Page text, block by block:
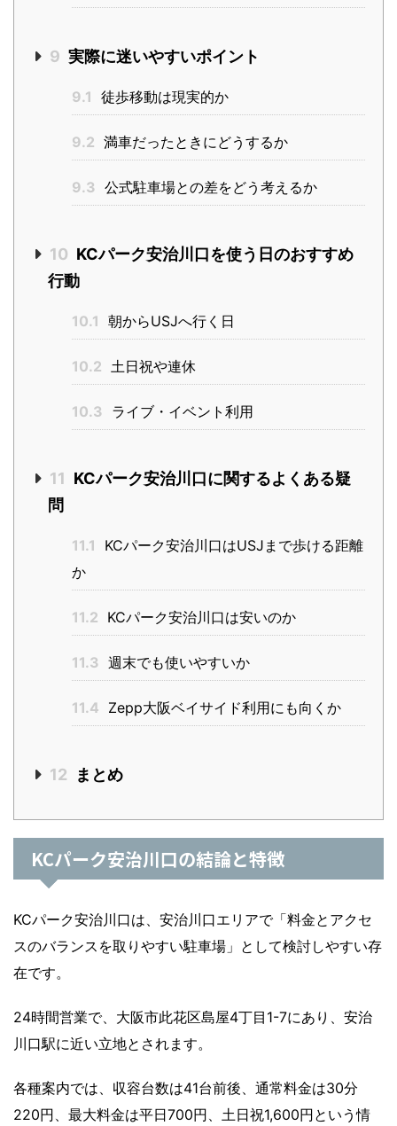
9 実際に迷いやすいポイント
9.1 徒歩移動は現実的か
9.2 満車だったときにどうするか
9.3 公式駐車場との差をどう考えるか
10 KCパーク安治川口を使う日のおすすめ
行動
10.1 朝からUSJへ行く日
10.2 土日祝や連休
10.3 ライブ・イベント利用
11 KCパーク安治川口に関するよくある疑
問
11.1
KCパーク安治川口はUSJまで歩ける距離
か
11.2 KCパーク安治川口は安いのか
11.3 週末でも使いやすいか
11.4 Zepp大阪ベイサイド利用にも向くか
12 まとめ
KCパーク安治川口の結論と特徴
KCパーク安治川口は、安治川口エリアで「料金とアクセ
スのバランスを取りやすい駐車場」として検討しやすい存
在です。
24時間営業で、大阪市此花区島屋4丁目1-7にあり、安治
川口駅に近い立地とされます。
各種案内では、収容台数は41台前後、通常料金は30分
220円、最大料金は平日700円、土日祝1,600円という情